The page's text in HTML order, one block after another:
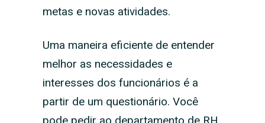
metas e novas atividades.
Uma maneira eficiente de entender
melhor as necessidades e
interesses dos funcionários é a
partir de um questionário. Você